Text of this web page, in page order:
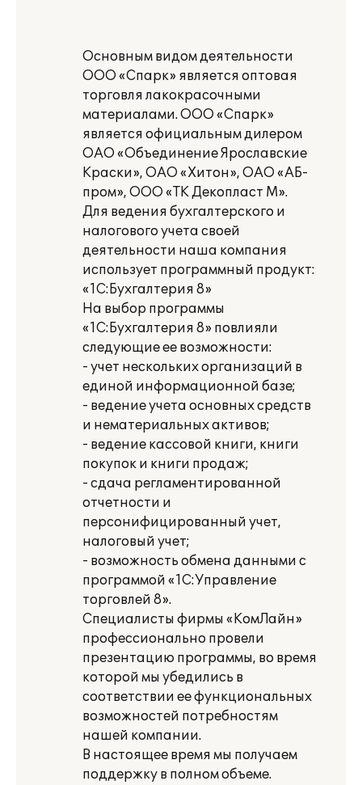
Основным видом деятельности
ООО «Спарк» является оптовая
торговля лакокрасочными
материалами. ООО «Спарк»
является официальным дилером
ОАО «Объединение Ярославские
Краски», ОАО «Хитон», ОАО «АБ-
пром», ООО «ТК Декопласт М».
Для ведения бухгалтерского и
налогового учета своей
деятельности наша компания
использует программный продукт:
«1С:Бухгалтерия 8»
На выбор программы
«1С:Бухгалтерия 8» повлияли
следующие ее возможности:
- учет нескольких организаций в
единой информационной базе;
- ведение учета основных средств
и нематериальных активов;
- ведение кассовой книги, книги
покупок и книги продаж;
- сдача регламентированной
отчетности и
персонифицированный учет,
налоговый учет;
- возможность обмена данными с
программой «1С:Управление
торговлей 8».
Специалисты фирмы «КомЛайн»
профессионально провели
презентацию программы, во время
которой мы убедились в
соответствии ее функциональных
возможностей потребностям
нашей компании.
В настоящее время мы получаем
поддержку в полном объеме.